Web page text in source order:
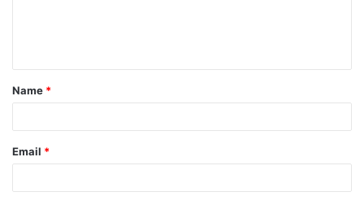
t
*
Name *
Email *